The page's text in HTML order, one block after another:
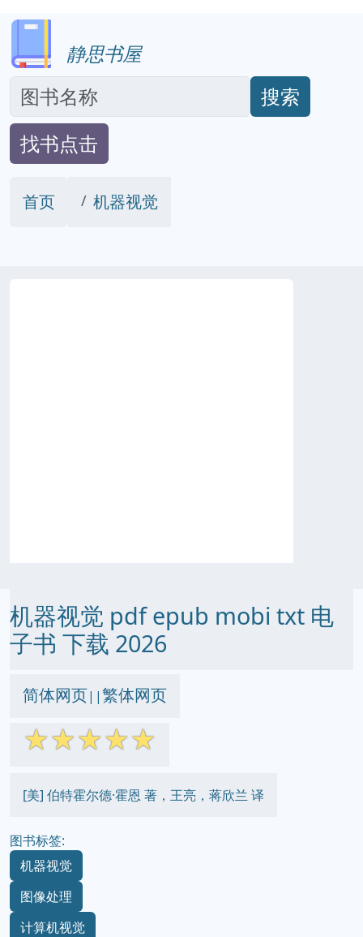
静思书屋
搜索
找书点击
首页 机器视觉
机器视觉 pdf epub mobi txt 电
子书 下载 2026
简体网页||繁体网页
☆☆☆☆☆
[美] 伯特霍尔德·霍恩 著，王亮，蒋欣兰 译
图书标签:
机器视觉
图像处理
计算机视觉